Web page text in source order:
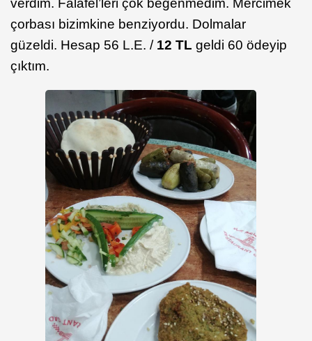
verdim. Falafel’leri çok beğenmedim. Mercimek
çorbası bizimkine benziyordu. Dolmalar
güzeldi. Hesap 56 L.E. / 12 TL geldi 60 ödeyip
çıktım.